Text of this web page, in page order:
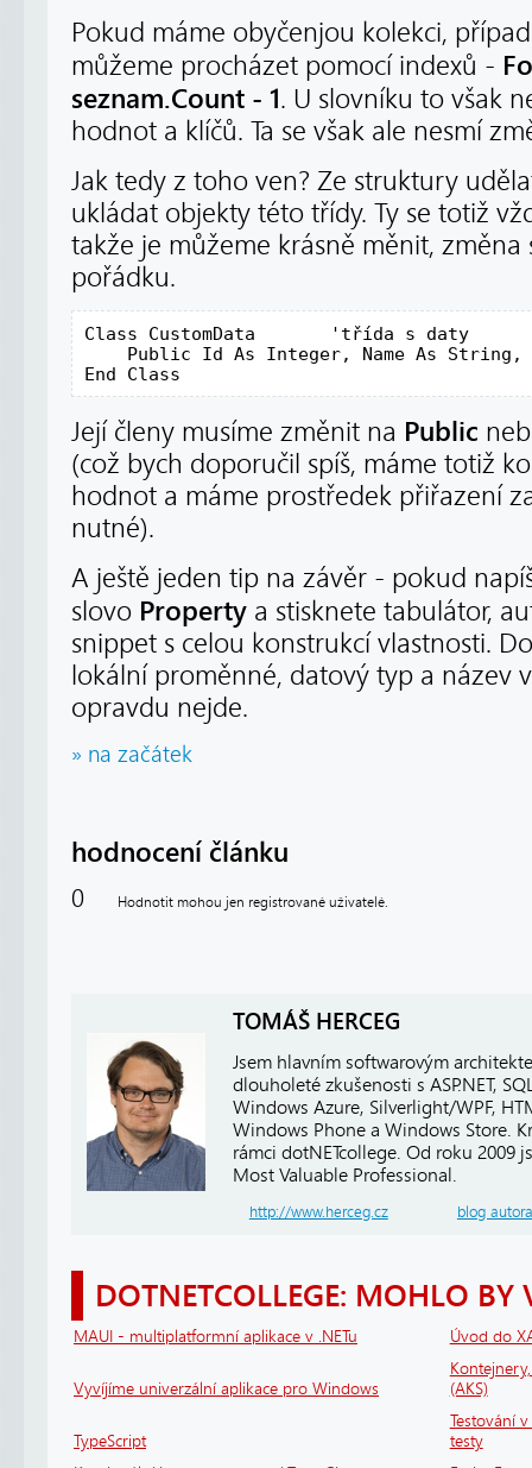
Pokud máme obyčenjou kolekci,
můžeme procházet pomocí indexů -
seznam.Count - 1. U slovníku to však
hodnot a klíčů. Ta se však ale nesmí
Jak tedy z toho ven? Ze struktury
ukládat objekty této třídy. Ty se totiž
takže je můžeme krásně měnit, změna
pořádku.
Class CustomData
'třída s daty
Public Id As Integer, Name As String ,
End
Class
Její členy musíme změnit na Public
(což bych doporučil spíš, máme totiž
hodnot a máme prostředek přiřazení
nutné).
A ještě jeden tip na závěr - pokud
slovo Property a stisknete tabulátor,
snippet s celou konstrukcí vlastnosti.
lokální proměnné, datový typ a název
opravdu nejde.
» na začátek
hodnocení článku
0 Hodnotit mohou jen registrované uživatelé.
TOMÁŠ HERCEG
Jsem hlavním softwarovým
dlouholeté zkušenosti s ASP.NET,
Windows Azure, Silverlight/WPF,
Windows Phone a Windows Store.
rámci dotNETcollege. Od roku 2009
Most Valuable Professional.
http://www.herceg.cz blog autora
DOTNETCOLLEGE: MOHLO BY
MAUI - multiplatformní aplikace v .NETu Úvod do
Vyvíjíme univerzální aplikace pro Windows
(AKS)
TypeScript
Testování
testy